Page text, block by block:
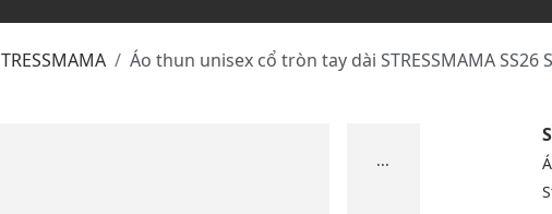
STRESSMAMA Áo thun unisex cổ tròn tay dài STRESSMAMA SS26
...